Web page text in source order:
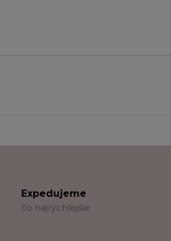
Expedujeme
čo najrýchlejšie